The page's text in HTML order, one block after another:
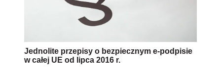
Jednolite przepisy o bezpiecznym e-podpisie
w całej UE od lipca 2016 r.